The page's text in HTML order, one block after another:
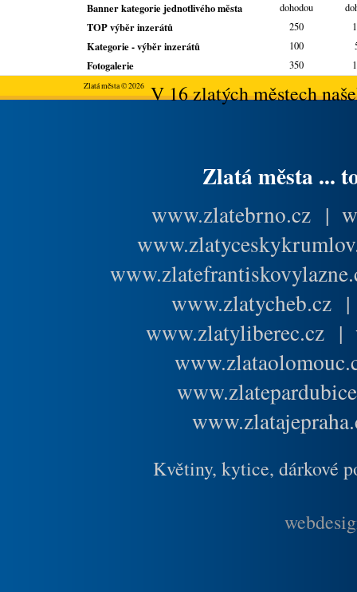
Banner kategorie jednotlivého města dohodou
TOP výběr inzerátů 250
Kategorie - výběr inzerátů 100
Fotogalerie 350
Zlatá města © 2026V 16 zlatých městech
Zlatá města ...
www.zlatebrno.cz |
www.zlatycheb.cz
www.zlatyliberec.cz |
Květiny, kytice, dárkové